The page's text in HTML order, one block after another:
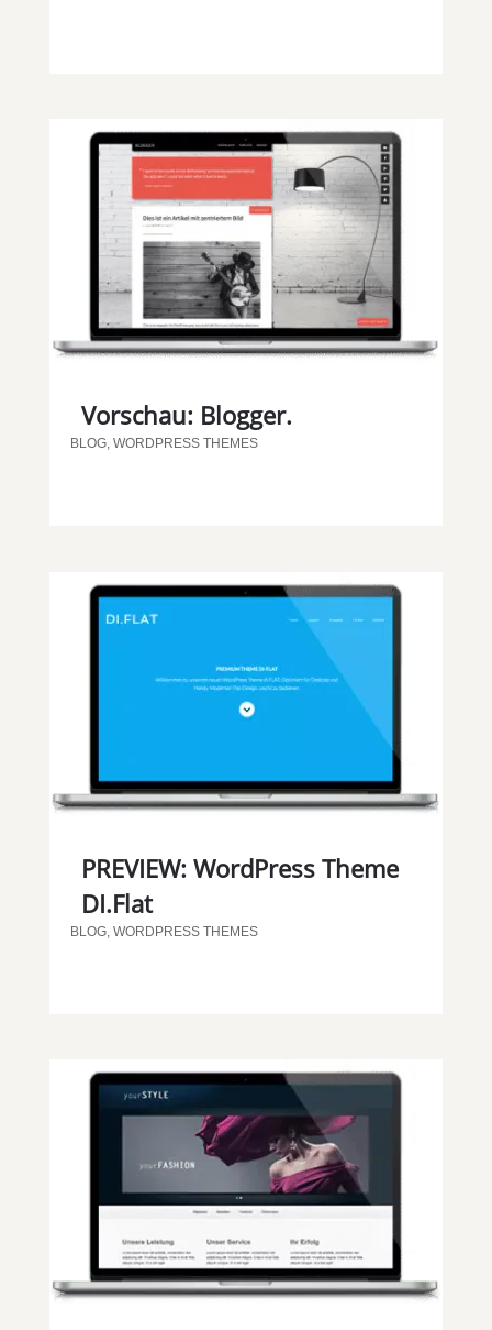
Vorschau: Blogger.
BLOG, WORDPRESS THEMES
PREVIEW: WordPress Theme
DI.Flat
BLOG, WORDPRESS THEMES